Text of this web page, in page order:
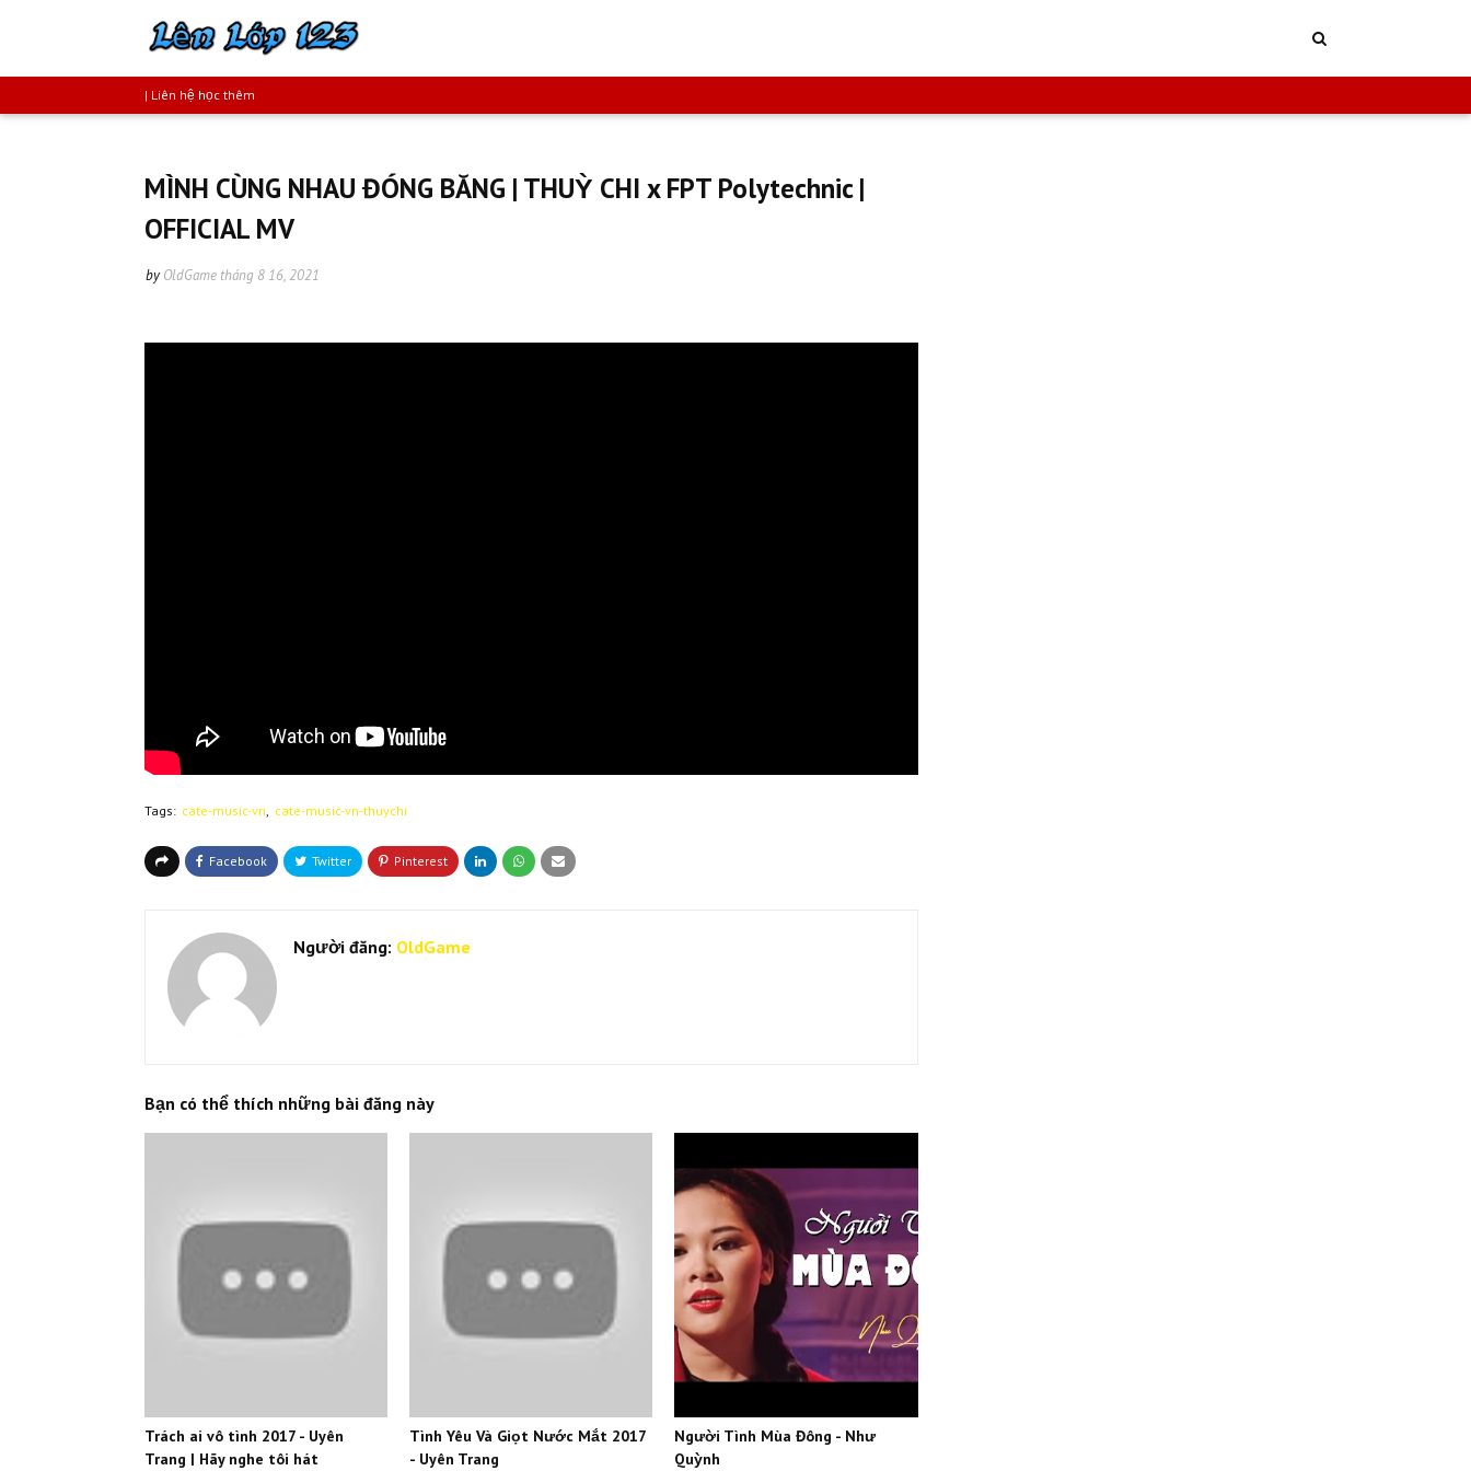
| Liên hệ học thêm
MÌNH CÙNG NHAU ĐÓNG BĂNG | THUỲ CHI x FPT Polytechnic |
OFFICIAL MV
by OldGame tháng 8 16, 2021
Tags: cate-music-vn cate-music-vn-thuychi
Người đăng: OldGame
Bạn có thể thích những bài đăng này
Trách ai vô tình 2017 - Uyên
Trang | Hãy nghe tôi hát
Tình Yêu Và Giọt Nước Mắt 2017
- Uyên Trang
Người Tình Mùa Đông - Như
Quỳnh